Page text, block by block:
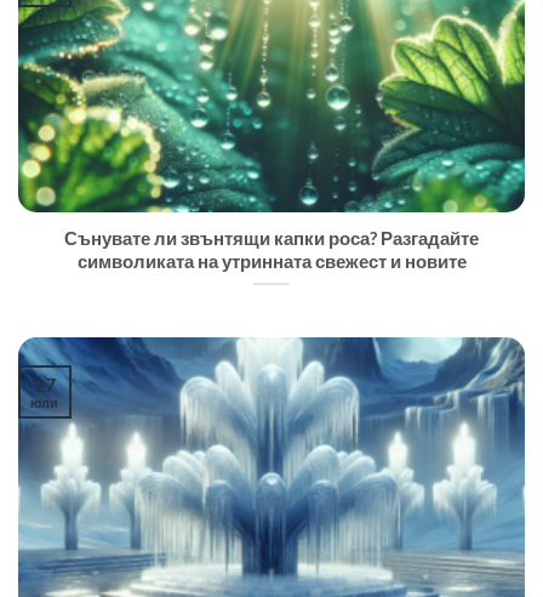
Сънувате ли звънтящи капки роса? Разгадайте
символиката на утринната свежест и новите
27
юли